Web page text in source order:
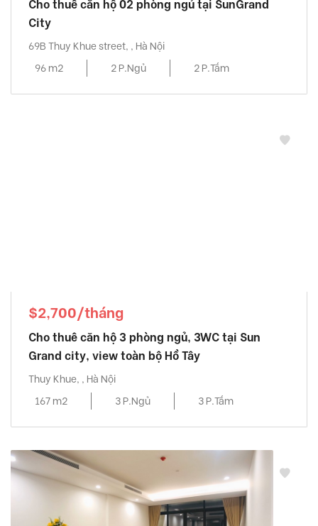
Cho thuê căn hộ 02 phòng ngủ tại SunGrand
City
69B Thuy Khue street, , Hà Nội
96 m2
2 P.Ngủ 2 P.Tắm
$2,700/tháng
Cho thuê căn hộ 3 phòng ngủ, 3WC tại Sun
Grand city, view toàn bộ Hồ Tây
Thuy Khue, , Hà Nội
167 m2
3 P.Ngủ 3 P.Tắm